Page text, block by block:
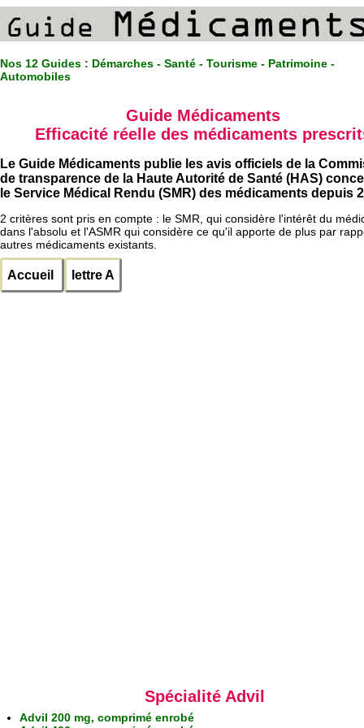
Nos 12 Guides : Démarches - Santé - Tourisme - Patrimoine -
Automobiles
Guide Médicaments
Efficacité réelle des médicaments
Le Guide Médicaments publie les avis officiels de la
de transparence de la Haute Autorité de Santé (HAS)
le Service Médical Rendu (SMR) des médicaments depuis
2 critères sont pris en compte : le SMR, qui considère l'intérêt du
dans l'absolu et l'ASMR qui considère ce qu'il apporte de plus par
autres médicaments existants.
Accueil lettre A
Spécialité Advil
Advil 200 mg, comprimé enrobé